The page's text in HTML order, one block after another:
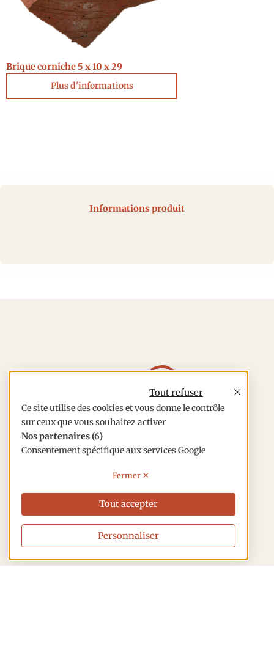
Ce site utilise des cookies et vous donne le contrôle
sur ceux que vous souhaitez activer
Nos partenaires(6)
Consentement spécifique aux services Google
Tout accepter
Tout refuser
Personnaliser
X
Brique corniche 5 x 10 x 29
Plus d'informations
Informations produit